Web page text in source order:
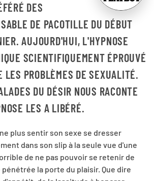
DES
DE PACOTILLE DU DÉBUT
AUJOURD'HUI, L'HYPNOSE
SCIENTIFIQUEMENT ÉPROUVÉ
LES PROBLÈMES DE SEXUALITÉ.
DU DÉSIR NOUS RACONTE
LES A LIBÉRÉ.
plus sentir son sexe se dresser
dans son slip à la seule vue d'une
de ne pas pouvoir se retenir de
la porte du plaisir. Que dire